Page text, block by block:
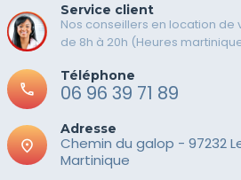
Service client
Nos conseillers en location
de 8h à 20h (Heures
call
Téléphone
06 96 39 71 89
place
Adresse
Chemin du galop - 97232
Martinique